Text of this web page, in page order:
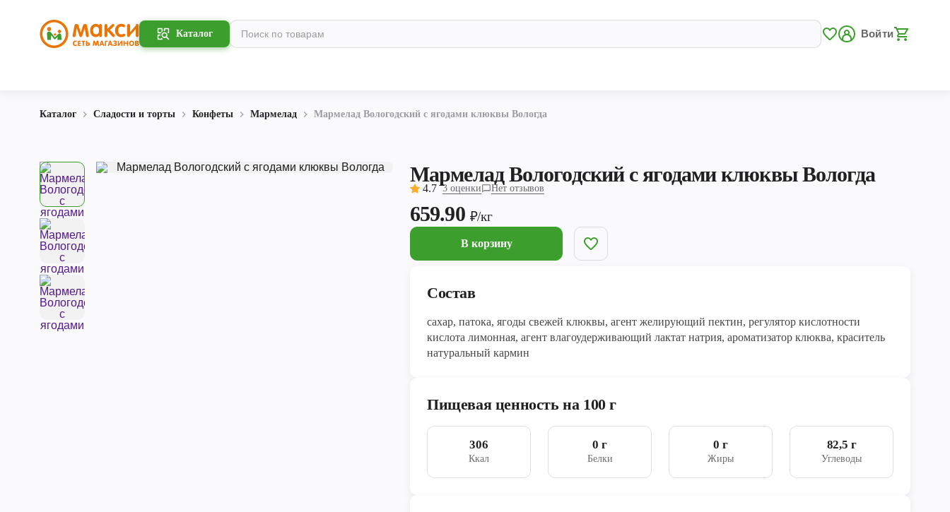
Каталог Войти
Каталог Сладости и торты Конфеты Мармелад Мармелад Вологодский с ягодами клюквы Вологда
Мармелад Вологодский с ягодами клюквы Вологда
4.7 3 оценки Нет отзывов
659.90 ₽/кг
В корзину
Состав
сахар, патока, ягоды свежей клюквы, агент желирующий пектин, регулятор кислотности
кислота лимонная, агент влагоудерживающий лактат натрия, ароматизатор клюква, краситель
натуральный кармин
Пищевая ценность на 100 г
306
Ккал
0 г
Белки
0 г
Жиры
82,5 г
Углеводы